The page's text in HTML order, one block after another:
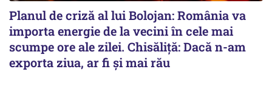
Planul de criză al lui Bolojan: România va
importa energie de la vecini în cele mai
scumpe ore ale zilei. Chisăliță: Dacă n-am
exporta ziua, ar fi și mai rău